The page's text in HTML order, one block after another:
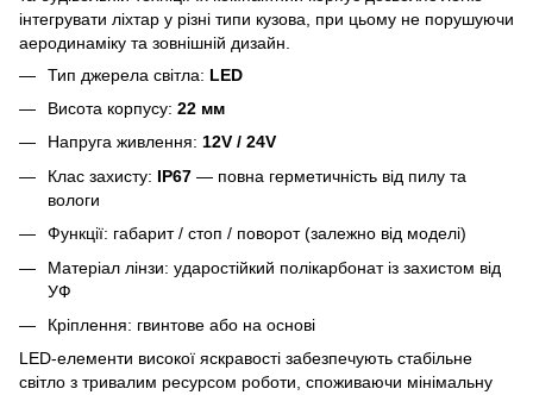
інтегрувати ліхтар у різні типи кузова, при цьому не порушуючи
аеродинаміку та зовнішній дизайн.
Тип джерела світла: LED
Висота корпусу: 22 мм
Напруга живлення: 12V / 24V
Клас захисту: IP67 — повна герметичність від пилу та
вологи
Функції: габарит / стоп / поворот (залежно від моделі)
Матеріал лінзи: ударостійкий полікарбонат із захистом від
УФ
Кріплення: гвинтове або на основі
LED-елементи високої яскравості забезпечують стабільне
світло з тривалим ресурсом роботи, споживаючи мінімальну